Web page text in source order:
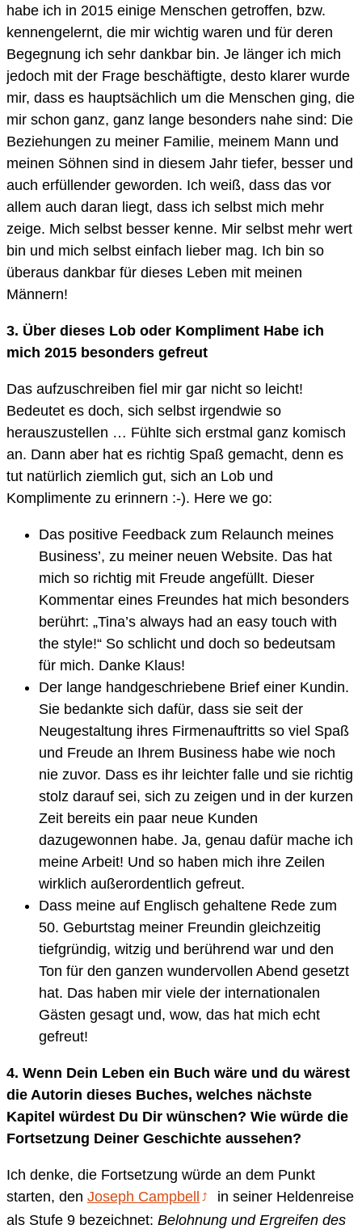
habe ich in 2015 einige Menschen getroffen, bzw.
kennengelernt, die mir wichtig waren und für deren
Begegnung ich sehr dankbar bin. Je länger ich mich
jedoch mit der Frage beschäftigte, desto klarer wurde
mir, dass es hauptsächlich um die Menschen ging, die
mir schon ganz, ganz lange besonders nahe sind: Die
Beziehungen zu meiner Familie, meinem Mann und
meinen Söhnen sind in diesem Jahr tiefer, besser und
auch erfüllender geworden. Ich weiß, dass das vor
allem auch daran liegt, dass ich selbst mich mehr
zeige. Mich selbst besser kenne. Mir selbst mehr wert
bin und mich selbst einfach lieber mag. Ich bin so
überaus dankbar für dieses Leben mit meinen
Männern!
3. Über dieses Lob oder Kompliment Habe ich
mich 2015 besonders gefreut
Das aufzuschreiben fiel mir gar nicht so leicht!
Bedeutet es doch, sich selbst irgendwie so
herauszustellen … Fühlte sich erstmal ganz komisch
an. Dann aber hat es richtig Spaß gemacht, denn es
tut natürlich ziemlich gut, sich an Lob und
Komplimente zu erinnern :-). Here we go:
Das positive Feedback zum Relaunch meines
Business’, zu meiner neuen Website. Das hat
mich so richtig mit Freude angefüllt. Dieser
Kommentar eines Freundes hat mich besonders
berührt: „Tina’s always had an easy touch with
the style!“ So schlicht und doch so bedeutsam
für mich. Danke Klaus!
Der lange handgeschriebene Brief einer Kundin.
Sie bedankte sich dafür, dass sie seit der
Neugestaltung ihres Firmenauftritts so viel Spaß
und Freude an Ihrem Business habe wie noch
nie zuvor. Dass es ihr leichter falle und sie richtig
stolz darauf sei, sich zu zeigen und in der kurzen
Zeit bereits ein paar neue Kunden
dazugewonnen habe. Ja, genau dafür mache ich
meine Arbeit! Und so haben mich ihre Zeilen
wirklich außerordentlich gefreut.
Dass meine auf Englisch gehaltene Rede zum
50. Geburtstag meiner Freundin gleichzeitig
tiefgründig, witzig und berührend war und den
Ton für den ganzen wundervollen Abend gesetzt
hat. Das haben mir viele der internationalen
Gästen gesagt und, wow, das hat mich echt
gefreut!
4. Wenn Dein Leben ein Buch wäre und du wärest
die Autorin dieses Buches, welches nächste
Kapitel würdest Du Dir wünschen? Wie würde die
Fortsetzung Deiner Geschichte aussehen?
Ich denke, die Fortsetzung würde an dem Punkt
starten, den Joseph Campbell
in seiner Heldenreise
als Stufe 9 bezeichnet: Belohnung und Ergreifen des